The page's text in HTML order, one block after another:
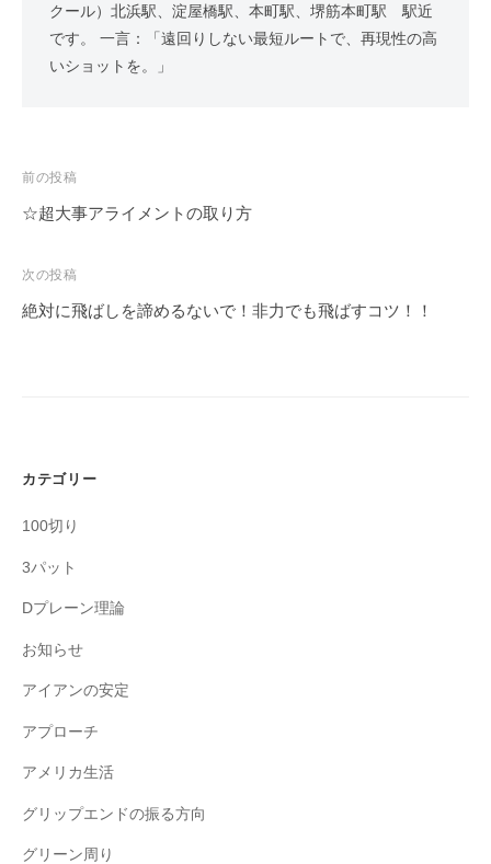
クール）北浜駅、淀屋橋駅、本町駅、堺筋本町駅 駅近
です。 一言：「遠回りしない最短ルートで、再現性の高
いショットを。」
投
稿
ビ
ゲ
前の投稿
☆超大事アライメントの取り方
次の投稿
絶対に飛ばしを諦めるないで！非力でも飛ばすコツ！！
カテゴリー
100切り
3パット
Dプレーン理論
お知らせ
アイアンの安定
アプローチ
アメリカ生活
グリップエンドの振る方向
グリーン周り